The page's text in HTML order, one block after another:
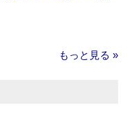
もっと見る »